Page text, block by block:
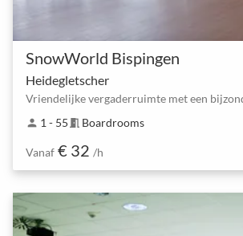
SnowWorld Bispingen
Heidegletscher
person 1 - 55 meeting_room Boardrooms
Vanaf € 32 /h